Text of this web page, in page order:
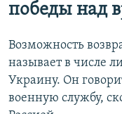
победы над
Возможность
называет в числе
Украину. Он
военную службу,